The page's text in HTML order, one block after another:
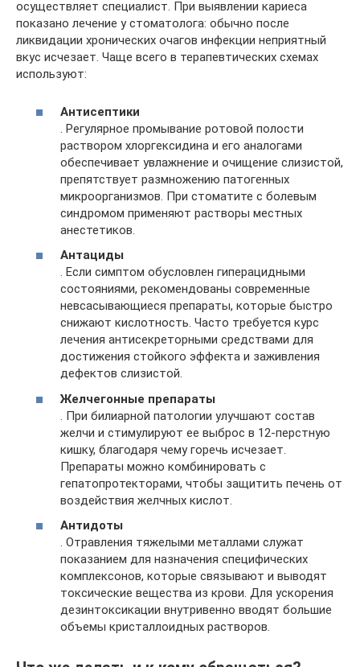
осуществляет специалист. При выявлении кариеса
показано лечение у стоматолога: обычно после
ликвидации хронических очагов инфекции неприятный
вкус исчезает. Чаще всего в терапевтических схемах
используют:
Антисептики
. Регулярное промывание ротовой полости
раствором хлоргексидина и его аналогами
обеспечивает увлажнение и очищение слизистой,
препятствует размножению патогенных
микроорганизмов. При стоматите с болевым
синдромом применяют растворы местных
анестетиков.
Антациды
. Если симптом обусловлен гиперацидными
состояниями, рекомендованы современные
невсасывающиеся препараты, которые быстро
снижают кислотность. Часто требуется курс
лечения антисекреторными средствами для
достижения стойкого эффекта и заживления
дефектов слизистой.
Желчегонные препараты
. При билиарной патологии улучшают состав
желчи и стимулируют ее выброс в 12-перстную
кишку, благодаря чему горечь исчезает.
Препараты можно комбинировать с
гепатопротекторами, чтобы защитить печень от
воздействия желчных кислот.
Антидоты
. Отравления тяжелыми металлами служат
показанием для назначения специфических
комплексонов, которые связывают и выводят
токсические вещества из крови. Для ускорения
дезинтоксикации внутривенно вводят большие
объемы кристаллоидных растворов.